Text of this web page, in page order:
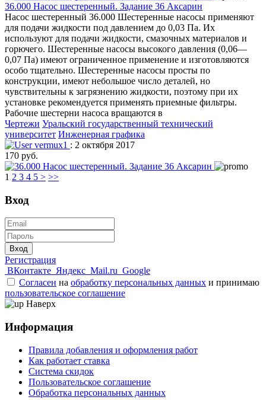
36.000 Насос шестеренный. Задание 36 Аксарин
Насос шестеренный 36.000 Шестеренные насосы применяют
для подачи жидкости под давлением до 0,03 Па. Их
используют для подачи жидкости, смазочных материалов и
горючего. Шестеренные насосы высокого давления (0,06—
0,07 Па) имеют ограниченное применение и изготовляются
особо тщательно. Шестеренные насосы просты по
конструкции, имеют небольшое число деталей, но
чувствительны к загрязнению жидкости, поэтому при их
установке рекомендуется применять приемные фильтры.
Рабочие шестерни насоса вращаются в
Чертежи Уральский государственный технический
университет Инженерная графика
vermux1 : 2 октября 2017
170 руб.
1 2 3 4 5 > >>
Вход
Вход
Регистрация
ВКонтакте Яндекс Mail.ru Google
Согласен на обработку персональных данных и принимаю
пользовательское соглашение
Наверх
Информация
Правила добавления и оформления работ
Как работает ставка
Система скидок
Пользовательское соглашение
Обработка персональных данных